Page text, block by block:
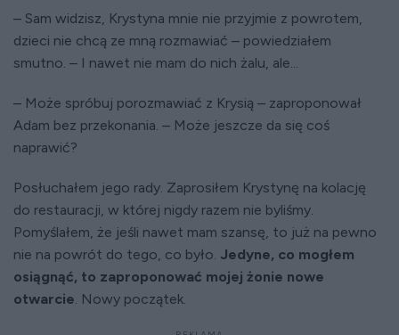
– Sam widzisz, Krystyna mnie nie przyjmie z powrotem,
dzieci nie chcą ze mną rozmawiać – powiedziałem
smutno. – I nawet nie mam do nich żalu, ale...
– Może spróbuj porozmawiać z Krysią – zaproponował
Adam bez przekonania. – Może jeszcze da się coś
naprawić?
Posłuchałem jego rady. Zaprosiłem Krystynę na kolację
do restauracji, w której nigdy razem nie byliśmy.
Pomyślałem, że jeśli nawet mam szansę, to już na pewno
nie na powrót do tego, co było. Jedyne, co mogłem
osiągnąć, to zaproponować mojej żonie nowe
otwarcie. Nowy początek.